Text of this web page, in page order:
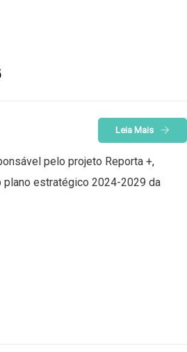
Leia Mais
pelo projeto Reporta +,
plano estratégico 2024-2029 da